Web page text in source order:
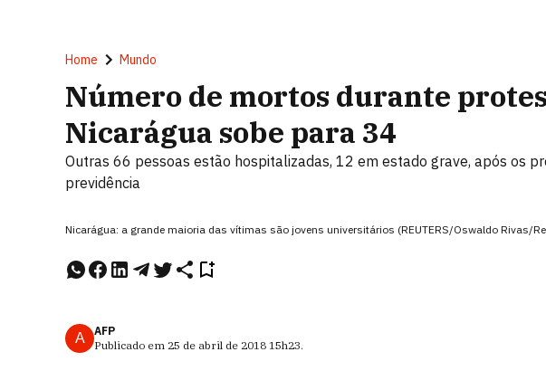
Home Mundo
Número de mortos durante
Nicarágua sobe para 34
Outras 66 pessoas estão hospitalizadas, 12 em estado grave, após os
previdência
Nicarágua: a grande maioria das vítimas são jovens universitários (REUTERS/Oswaldo Rivas/
A
AFP
Publicado em 25 de abril de 2018 15h23.